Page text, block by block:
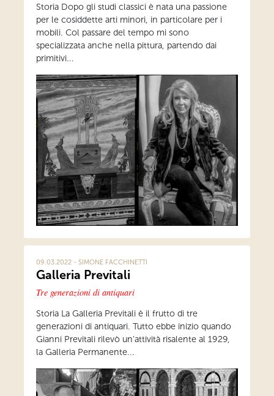
Storia Dopo gli studi classici è nata una passione
per le cosiddette arti minori, in particolare per i
mobili. Col passare del tempo mi sono
specializzata anche nella pittura, partendo dai
primitivi...
09.03.2022 - SIMONE FACCHINETTI
Galleria Previtali
Tre generazioni di antiquari
Storia La Galleria Previtali è il frutto di tre
generazioni di antiquari. Tutto ebbe inizio quando
Gianni Previtali rilevò un’attività risalente al 1929,
la Galleria Permanente...